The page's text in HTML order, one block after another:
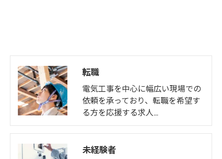
転職
電気工事を中心に幅広い現場での
依頼を承っており、転職を希望す
る方を応援する求人…
未経験者